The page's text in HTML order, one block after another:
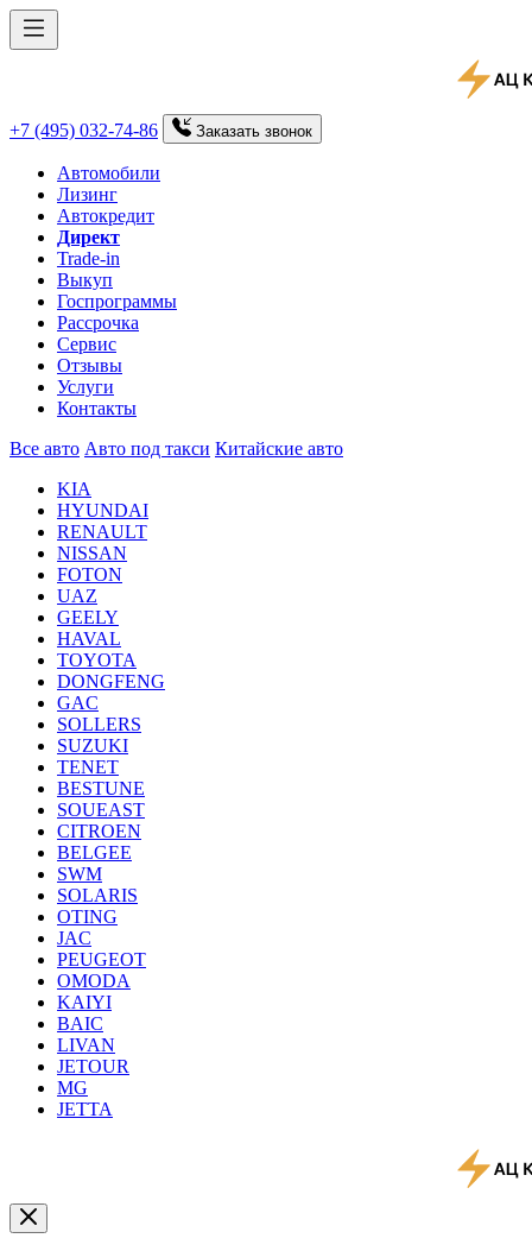
+7 (495) 032-74-86 Заказать звонок
Автомобили
Лизинг
Автокредит
Директ
Trade-in
Выкуп
Госпрограммы
Рассрочка
Сервис
Отзывы
Услуги
Контакты
Все авто Авто под такси Китайские авто
KIA
HYUNDAI
RENAULT
NISSAN
FOTON
UAZ
GEELY
HAVAL
TOYOTA
DONGFENG
GAC
SOLLERS
SUZUKI
TENET
BESTUNE
SOUEAST
CITROEN
BELGEE
SWM
SOLARIS
OTING
JAC
PEUGEOT
OMODA
KAIYI
BAIC
LIVAN
JETOUR
MG
JETTA